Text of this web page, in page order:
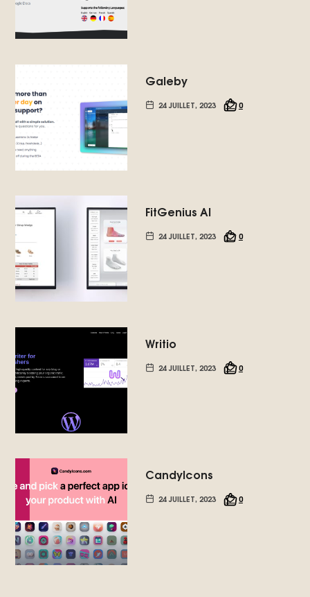
Galeby
24 JUILLET, 2023 0
FitGenius AI
24 JUILLET, 2023 0
Writio
24 JUILLET, 2023 0
CandyIcons
24 JUILLET, 2023 0